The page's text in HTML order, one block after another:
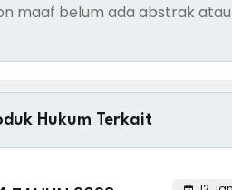
maaf belum ada abstrak
Hukum Terkait